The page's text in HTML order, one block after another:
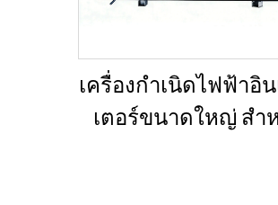
เครื่องกำเนิดไฟฟ้าอิน
เตอร์ขนาดใหญ่ สำ